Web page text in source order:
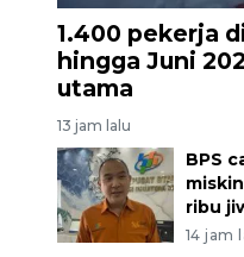
1.400 pekerja
hingga Juni
utama
13 jam lalu
BPS
ribu
14 jam